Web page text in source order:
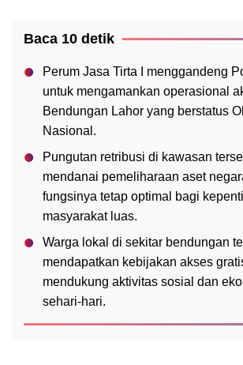
Baca 10 detik
Perum Jasa Tirta I menggandeng
untuk mengamankan operasional
Bendungan Lahor yang berstatus
Nasional.
Pungutan retribusi di kawasan
mendanai pemeliharaan aset
fungsinya tetap optimal bagi
masyarakat luas.
Warga lokal di sekitar bendungan
mendapatkan kebijakan akses
mendukung aktivitas sosial dan
sehari-hari.